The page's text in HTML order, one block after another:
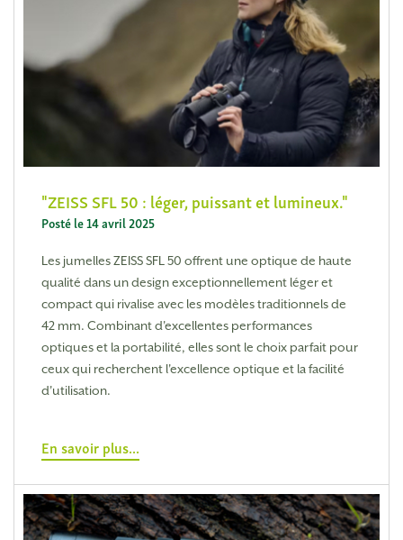
ZEISS SFL 50 : léger, puissant et lumineux.
Posté le 14 avril 2025
Les jumelles ZEISS SFL 50 offrent une optique de haute
qualité dans un design exceptionnellement léger et
compact qui rivalise avec les modèles traditionnels de
42 mm. Combinant d'excellentes performances
optiques et la portabilité, elles sont le choix parfait pour
ceux qui recherchent l'excellence optique et la facilité
d'utilisation.
En savoir plus...